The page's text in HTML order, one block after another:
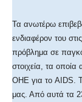
Τα ανωτέρω
ενδιαφέρον του
πρόβλημα σε
στοιχεία, τα οποία
ΟΗΕ για το AIDS.
μας. Από αυτά τα